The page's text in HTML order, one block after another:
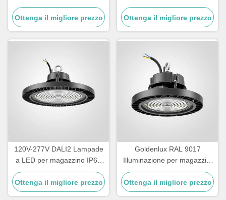
Industrial High Bay Led Light
Fixtures
Ottenga il migliore prezzo
magazzino
Ottenga il migliore prezzo
120V-277V DALI2 Lampade
a LED per magazzino IP65
impermeabile
Ottenga il migliore prezzo
Goldenlux RAL 9017
Illuminazione per magazzini
ad alta baia SMD2835 Luci
industriali ad alta baia
Ottenga il migliore prezzo